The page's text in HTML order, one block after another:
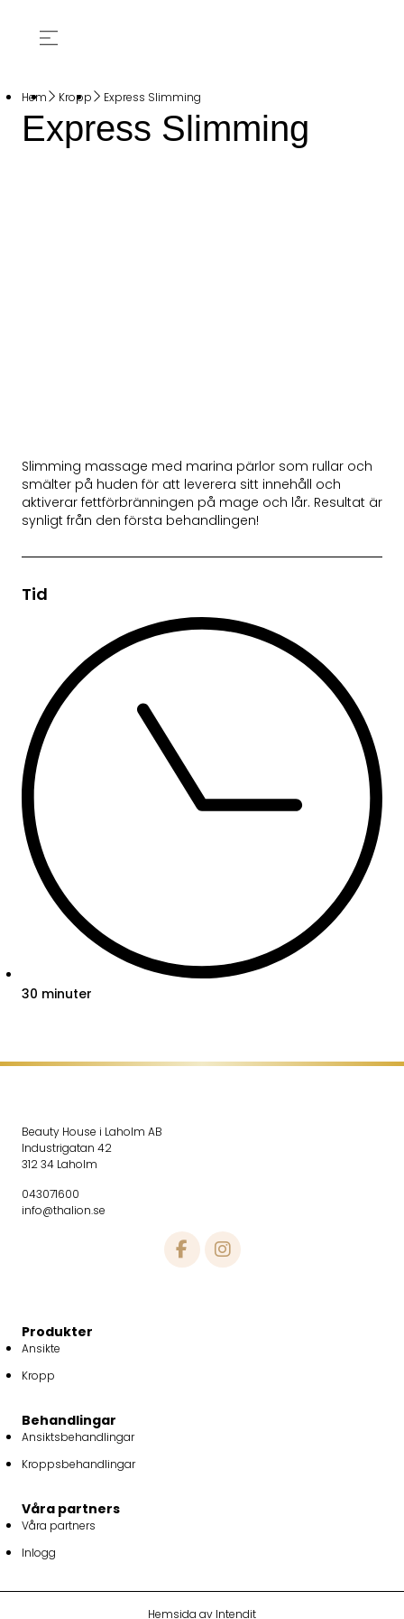
Hem Kropp Express Slimming
Express Slimming
Slimming massage med marina pärlor som rullar och
smälter på huden för att leverera sitt innehåll och
aktiverar fettförbränningen på mage och lår. Resultat är
synligt från den första behandlingen!
Tid
30 minuter
Beauty House i Laholm AB
Industrigatan 42
312 34 Laholm
043071600
info@thalion.se
Produkter
Ansikte
Kropp
Behandlingar
Ansiktsbehandlingar
Kroppsbehandlingar
Våra partners
Våra partners
Inlogg
Hemsida av Intendit